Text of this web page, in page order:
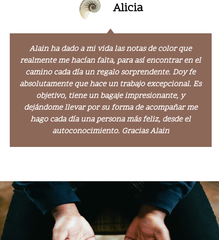
Alain ha dado a mi vida las notas de color que
realmente me hacían falta, para así encontrar en el
camino cada día un regalo sorprendente. Doy fe
absolutamente que hace un trabajo excepcional. Es
objetivo, tiene un bagaje impresionante, y
dejándome llevar por su forma de acompañar me
hago cada día una persona más feliz, desde el
autoconocimiento. Gracias Alain
Alicia